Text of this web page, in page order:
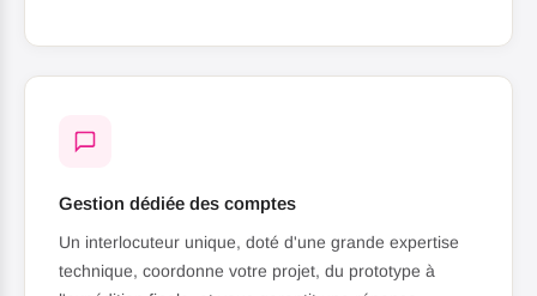
Gestion dédiée des comptes
Un interlocuteur unique, doté d'une grande expertise
technique, coordonne votre projet, du prototype à